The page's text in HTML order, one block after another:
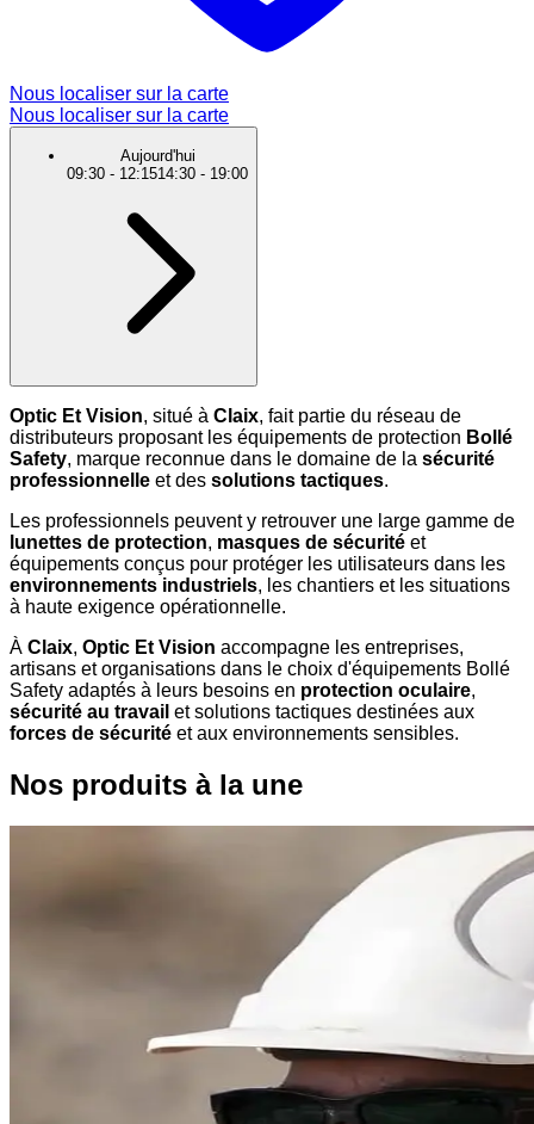
Nous localiser sur la carte
Nous localiser sur la carte
Aujourd'hui
09:30 - 12:1514:30 - 19:00
Optic Et Vision, situé à Claix, fait partie du réseau de
distributeurs proposant les équipements de protection Bollé
Safety, marque reconnue dans le domaine de la sécurité
professionnelle et des solutions tactiques.
Les professionnels peuvent y retrouver une large gamme de
lunettes de protection, masques de sécurité et
équipements conçus pour protéger les utilisateurs dans les
environnements industriels, les chantiers et les situations
à haute exigence opérationnelle.
À Claix, Optic Et Vision accompagne les entreprises,
artisans et organisations dans le choix d'équipements Bollé
Safety adaptés à leurs besoins en protection oculaire,
sécurité au travail et solutions tactiques destinées aux
forces de sécurité et aux environnements sensibles.
Nos produits à la une